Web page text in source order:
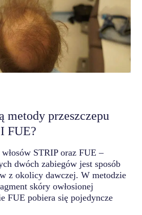
metody przeszczepu
FUE?
STRIP oraz FUE –
dwóch zabiegów jest sposób
z okolicy dawczej. W metodzie
skóry owłosionej
FUE pobiera się pojedyncze